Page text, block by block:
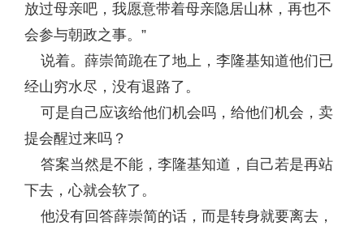
放过母亲吧，我愿意带着母亲隐居山林，再也不
会参与朝政之事。”
说着。薛崇简跪在了地上，李隆基知道他们已
经山穷水尽，没有退路了。
可是自己应该给他们机会吗，给他们机会，卖
提会醒过来吗？
答案当然是不能，李隆基知道，自己若是再站
下去，心就会软了。
他没有回答薛崇简的话，而是转身就要离去，